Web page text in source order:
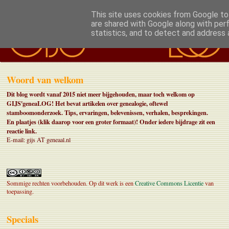
Woord van welkom
Dit blog wordt vanaf 2015 niet meer bijgehouden, maar toch welkom op
GIJS'geneaLOG! Het bevat artikelen over genealogie, oftewel
stamboomonderzoek. Tips, ervaringen, belevenissen, verhalen, besprekingen.
En plaatjes (klik daarop voor een groter formaat)!Onder iedere bijdrage zit een
reactie link.
E-mail: gijs AT geneaal.nl
Sommige rechten voorbehouden. Op dit werk is eenCreative Commons Licentievan
toepassing.
Specials
This site uses cookies from Google
are shared with Google along with
statistics, and to detect and address